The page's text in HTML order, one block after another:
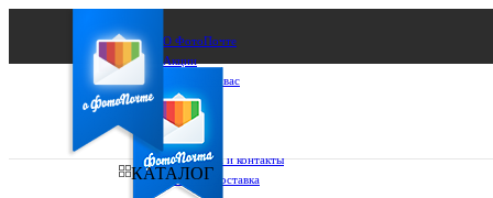
О ФотоПочте
Акции
Сделаем за вас
Бизнесу
FAQ
Франшиза
Поддержка и контакты
Оплата и доставка
КАТАЛОГ